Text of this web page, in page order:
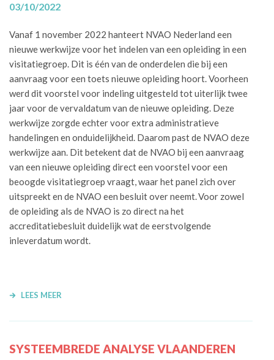
03/10/2022
Vanaf 1 november 2022 hanteert NVAO Nederland een
nieuwe werkwijze voor het indelen van een opleiding in een
visitatiegroep. Dit is één van de onderdelen die bij een
aanvraag voor een toets nieuwe opleiding hoort. Voorheen
werd dit voorstel voor indeling uitgesteld tot uiterlijk twee
jaar voor de vervaldatum van de nieuwe opleiding. Deze
werkwijze zorgde echter voor extra administratieve
handelingen en onduidelijkheid. Daarom past de NVAO deze
werkwijze aan. Dit betekent dat de NVAO bij een aanvraag
van een nieuwe opleiding direct een voorstel voor een
beoogde visitatiegroep vraagt, waar het panel zich over
uitspreekt en de NVAO een besluit over neemt.Voor zowel
de opleiding als de NVAO is zo direct na het
accreditatiebesluit duidelijk wat de eerstvolgende
inleverdatum wordt.
LEES MEER
SYSTEEMBREDE ANALYSE VLAANDEREN